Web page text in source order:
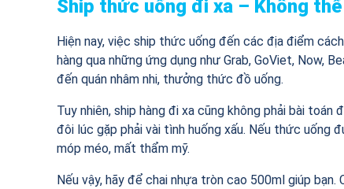
Ship thức uống đi xa – Không
Hiện nay, việc ship thức uống đến các địa điểm
hàng qua những ứng dụng như Grab, GoViet, Now,
đến quán nhâm nhi, thưởng thức đồ uống.
Tuy nhiên, ship hàng đi xa cũng không phải bài
đôi lúc gặp phải vài tình huống xấu. Nếu thức
móp méo, mất thẩm mỹ.
Nếu vậy, hãy để chai nhựa tròn cao 500ml giúp